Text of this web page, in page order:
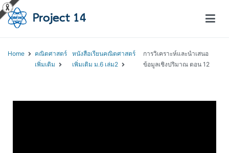
Home
คณิตศาสตร์
เพิ่มเติม
หนังสือเรียนคณิตศาสตร์
เพิ่มเติม ม.6 เล่ม2
การวิเคราะห์และนำเสนอ
ข้อมูลเชิงปริมาณ ตอน 12